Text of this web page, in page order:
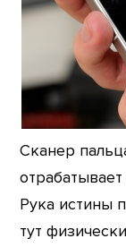
Сканер
Рука истины
тут